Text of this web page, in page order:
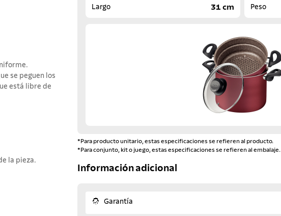
se peguen los
está libre de
la pieza.
Largo 31 cm Peso
*Para producto unitario, estas especificaciones se refieren al producto.
*Para conjunto, kit o juego, estas especificaciones se refieren al embalaje.
Información adicional
Garantía